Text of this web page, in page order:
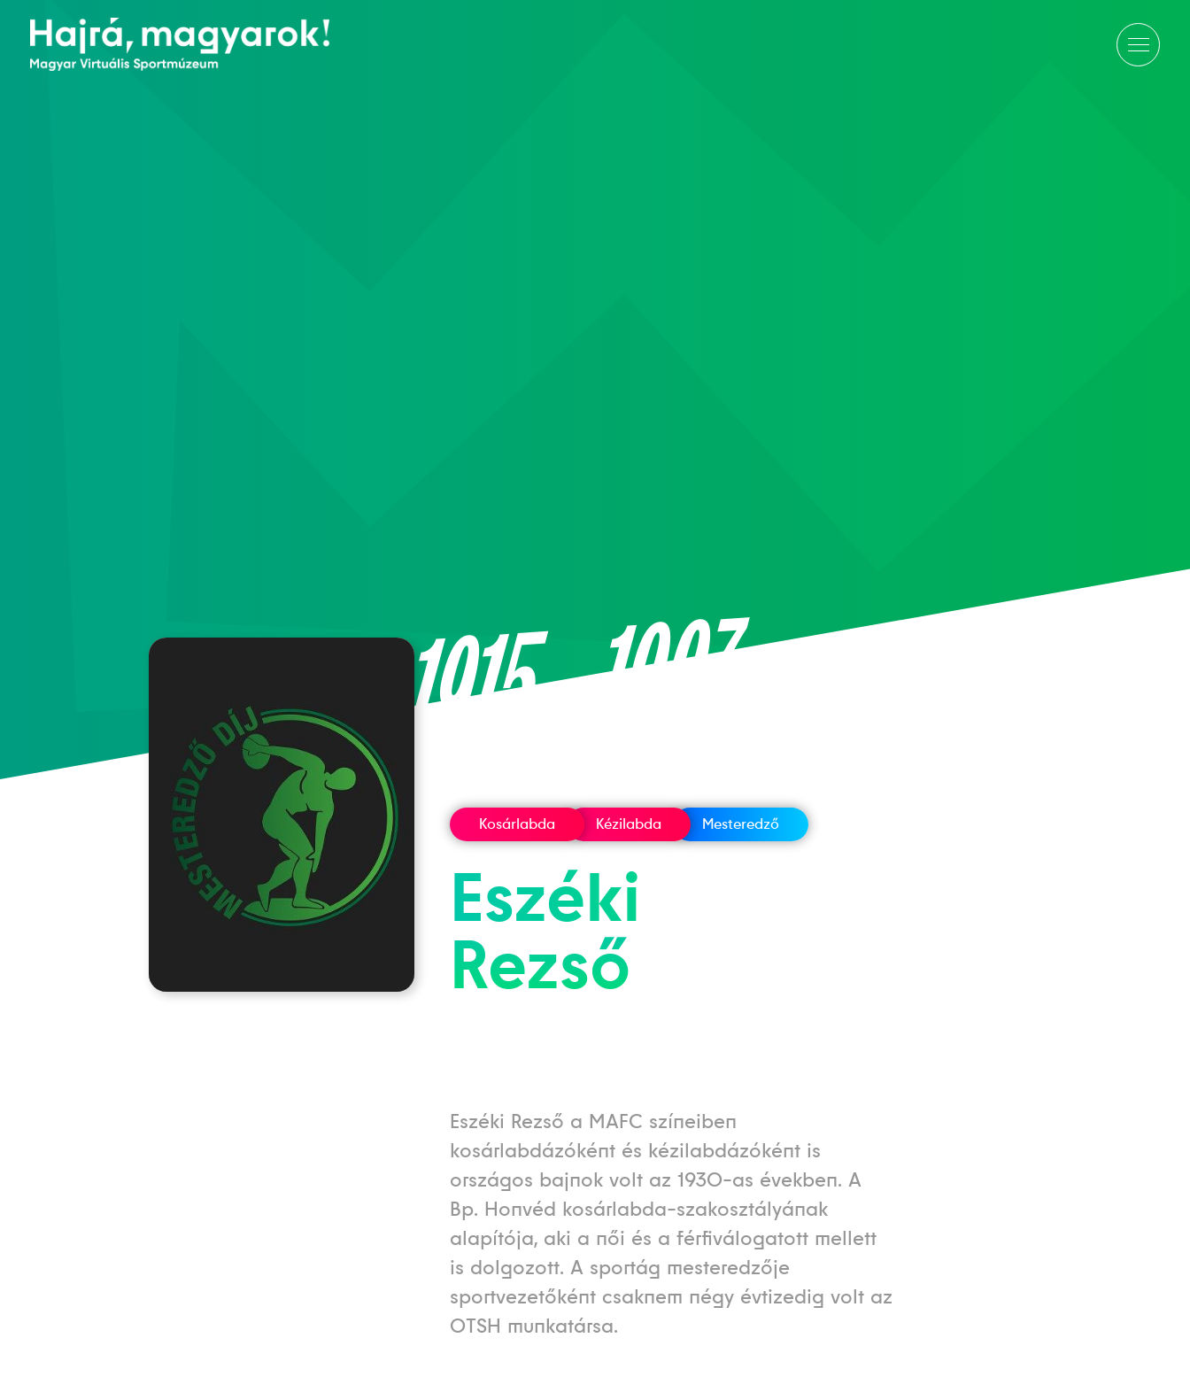
1915—1997
Kosárlabda Kézilabda Mesteredző
Eszéki
Rezső
Eszéki Rezső a MAFC színeiben
kosárlabdázóként és kézilabdázóként is
országos bajnok volt az 1930-as években. A
Bp. Honvéd kosárlabda-szakosztályának
alapítója, aki a női és a férfiválogatott mellett
is dolgozott. A sportág mesteredzője
sportvezetőként csaknem négy évtizedig volt az
OTSH munkatársa.